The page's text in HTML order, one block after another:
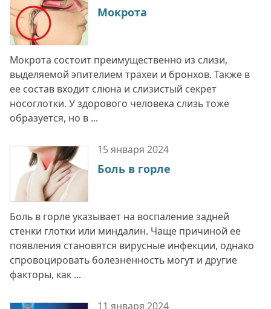
Мокрота
Мокрота состоит преимущественно из слизи,
выделяемой эпителием трахеи и бронхов. Также в
ее состав входит слюна и слизистый секрет
носоглотки. У здорового человека слизь тоже
образуется, но в ...
15 января 2024
Боль в горле
Боль в горле указывает на воспаление задней
стенки глотки или миндалин. Чаще причиной ее
появления становятся вирусные инфекции, однако
спровоцировать болезненность могут и другие
факторы, как ...
11 января 2024